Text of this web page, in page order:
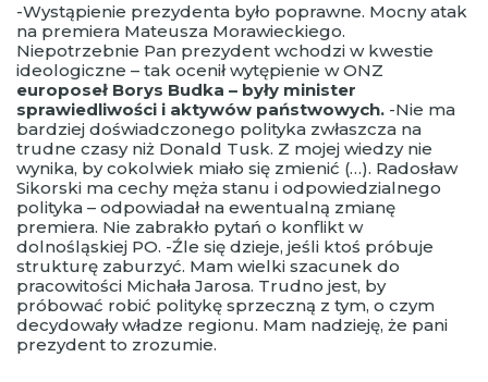
-Wystąpienie prezydenta było poprawne. Mocny atak
na premiera Mateusza Morawieckiego.
Niepotrzebnie Pan prezydent wchodzi w kwestie
ideologiczne – tak ocenił wytępienie w ONZ
europoseł Borys Budka – były minister
sprawiedliwości i aktywów państwowych. -Nie ma
bardziej doświadczonego polityka zwłaszcza na
trudne czasy niż Donald Tusk. Z mojej wiedzy nie
wynika, by cokolwiek miało się zmienić (…). Radosław
Sikorski ma cechy męża stanu i odpowiedzialnego
polityka – odpowiadał na ewentualną zmianę
premiera. Nie zabrakło pytań o konflikt w
dolnośląskiej PO. -Źle się dzieje, jeśli ktoś próbuje
strukturę zaburzyć. Mam wielki szacunek do
pracowitości Michała Jarosa. Trudno jest, by
próbować robić politykę sprzeczną z tym, o czym
decydowały władze regionu. Mam nadzieję, że pani
prezydent to zrozumie.